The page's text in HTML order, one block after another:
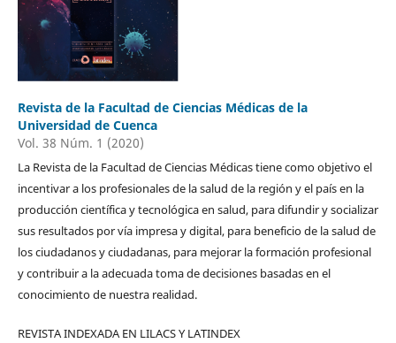
Revista de la Facultad de Ciencias Médicas de la
Universidad de Cuenca
Vol. 38 Núm. 1 (2020)
La Revista de la Facultad de Ciencias Médicas tiene como objetivo el
incentivar a los profesionales de la salud de la región y el país en la
producción científica y tecnológica en salud, para difundir y socializar
sus resultados por vía impresa y digital, para beneficio de la salud de
los ciudadanos y ciudadanas, para mejorar la formación profesional
y contribuir a la adecuada toma de decisiones basadas en el
conocimiento de nuestra realidad.
REVISTA INDEXADA EN LILACS Y LATINDEX